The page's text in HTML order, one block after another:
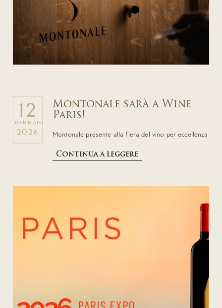
12
GENNAIO
2026
Montonale sarà a Wine
Paris!
Montonale presente alla fiera del vino per eccellenza
Continua a leggere